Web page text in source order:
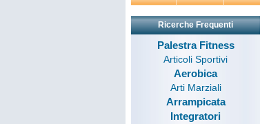
Ricerche Frequenti
Palestra Fitness
Articoli Sportivi
Aerobica
Arti Marziali
Arrampicata
Integratori